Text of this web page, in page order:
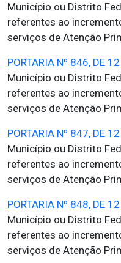
Município ou Distrito
referentes ao
serviços de Atenção
PORTARIA Nº 846, DE
Município ou Distrito
referentes ao
serviços de Atenção
PORTARIA Nº 847, DE
Município ou Distrito
referentes ao
serviços de Atenção
PORTARIA Nº 848, DE
Município ou Distrito
referentes ao
serviços de Atenção